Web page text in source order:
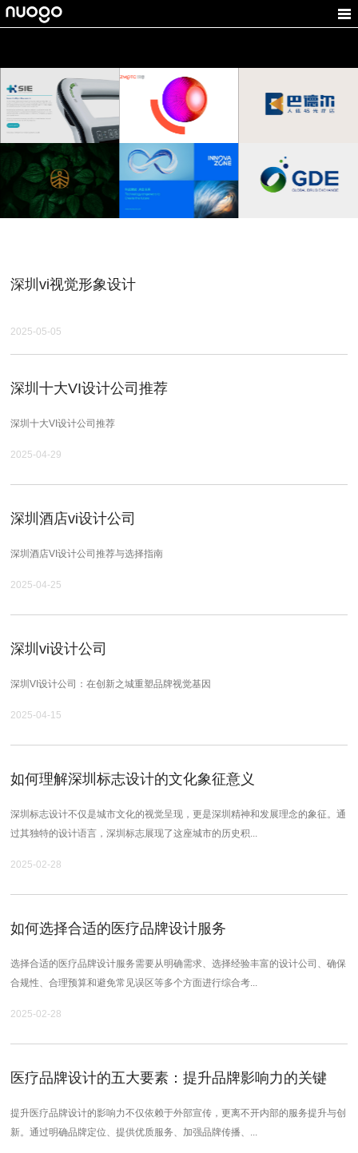
太科智能
医疗产品VI设计,科技公
司品牌设计
余伯年
医疗VI设计，医疗logo
设计，医疗品牌设计
致摩科技
ZMOTG
logo设计，VI设计，品
牌设计，跨境电商VI设
计
德方创域
电池品牌设计，新能源
VI设计，新能源logo设
医疗企业形象设计,健康
全球药品交易
所
深圳vi视觉形象设计
2025-05-05
深圳十大VI设计公司推荐
深圳十大VI设计公司推荐
2025-04-29
深圳酒店vi设计公司
深圳酒店VI设计公司推荐与选择指南
2025-04-25
深圳vi设计公司
深圳VI设计公司：在创新之城重塑品牌视觉基因
2025-04-15
如何理解深圳标志设计的文化象征意义
深圳标志设计不仅是城市文化的视觉呈现，更是深圳精神和发展理念的象征。通
过其独特的设计语言，深圳标志展现了这座城市的历史积...
2025-02-28
如何选择合适的医疗品牌设计服务
选择合适的医疗品牌设计服务需要从明确需求、选择经验丰富的设计公司、确保
合规性、合理预算和避免常见误区等多个方面进行综合考...
2025-02-28
医疗品牌设计的五大要素：提升品牌影响力的关键
提升医疗品牌设计的影响力不仅依赖于外部宣传，更离不开内部的服务提升与创
新。通过明确品牌定位、提供优质服务、加强品牌传播、...